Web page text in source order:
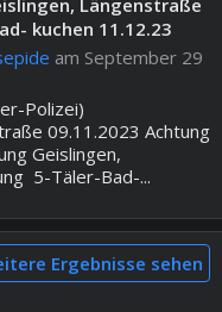
Längenstraße
kuchen 11.12.23
am September 29
Polizei)
09.11.2023 Achtung
Geislingen,
5-Täler-Bad-...
Ergebnisse sehen